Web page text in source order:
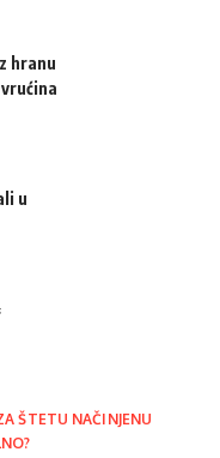
hranu
u
ŠTETU NAČINJENU